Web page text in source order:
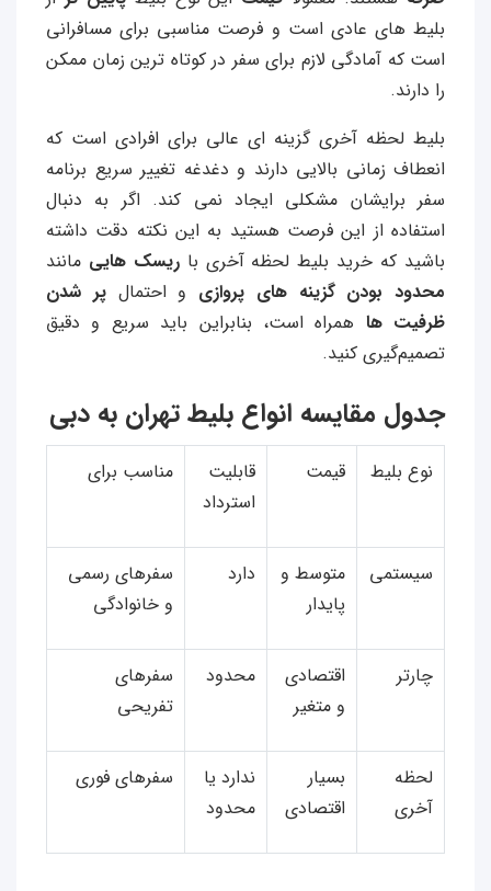
بلیط‌ های عادی است و فرصت مناسبی برای مسافرانی
است که آمادگی لازم برای سفر در کوتاه‌ ترین زمان ممکن
را دارند.
بلیط لحظه آخری گزینه ای عالی برای افرادی است که
انعطاف زمانی بالایی دارند و دغدغه تغییر سریع برنامه
سفر برایشان مشکلی ایجاد نمی‌ کند. اگر به دنبال
استفاده از این فرصت هستید به این نکته دقت داشته
باشید که خرید بلیط لحظه آخری با ریسک‌ هایی مانند
محدود بودن گزینه‌ های پروازی و احتمالپر شدن
ظرفیت‌ ها همراه است، بنابراین باید سریع و دقیق
تصمیم‌گیری کنید.
جدول مقایسه انواع بلیط تهران به دبی
نوع بلیط قیمت
قابلیت
استرداد
مناسب برای
سیستمی
متوسط و
پایدار
دارد
سفرهای رسمی
و خانوادگی
چارتر
اقتصادی
و متغیر
محدود
سفرهای
تفریحی
لحظه
آخری
بسیار
اقتصادی
ندارد یا
محدود
سفرهای فوری